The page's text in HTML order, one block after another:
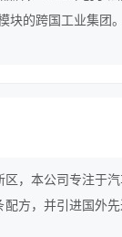
的跨国工业集团。
区，本公司专注于
方，并引进国外先